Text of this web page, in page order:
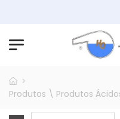
Produtos \ Produtos